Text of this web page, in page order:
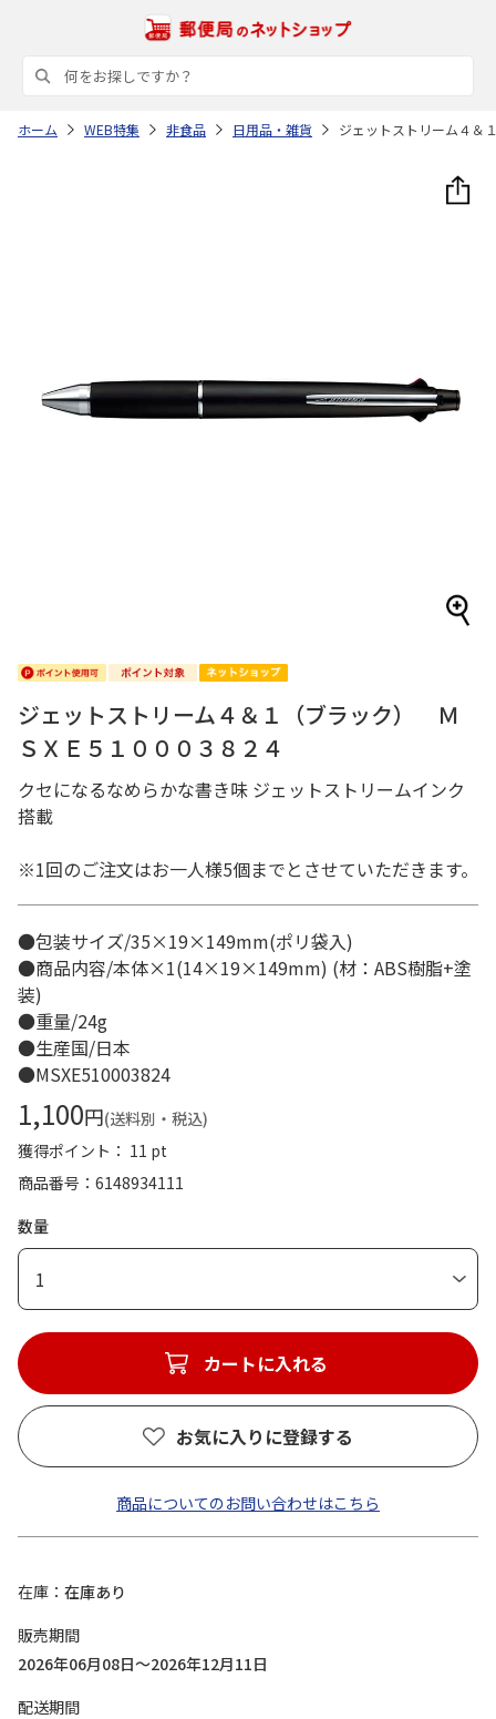
ホーム WEB特集 非食品 日用品・雑貨 ジェットストリーム４＆
ジェットストリーム４＆１（ブラック） Ｍ
ＳＸＥ５１０００３８２４
クセになるなめらかな書き味 ジェットストリームインク
搭載
※1回のご注文はお一人様5個までとさせていただきます。
●包装サイズ/35×19×149mm(ポリ袋入)
●商品内容/本体×1(14×19×149mm) (材：ABS樹脂+塗
装)
●重量/24g
●生産国/日本
●MSXE510003824
1,100円(送料別・税込)
獲得ポイント： 11 pt
商品番号
6148934111
数量
1
カートに入れる
お気に入りに登録する
商品についてのお問い合わせはこちら
在庫
在庫あり
販売期間
2026年06月08日～2026年12月11日
配送期間